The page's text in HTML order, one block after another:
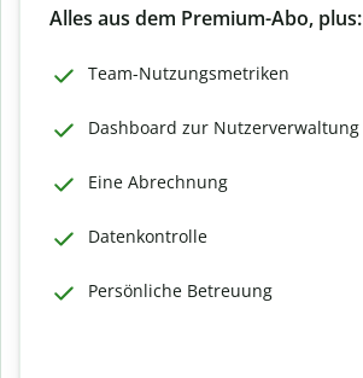
Alles aus dem Premium-Abo, plus:
Team-Nutzungsmetriken
Dashboard zur Nutzerverwaltung
Eine Abrechnung
Datenkontrolle
Persönliche Betreuung